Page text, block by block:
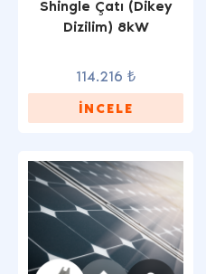
Shingle Çatı (Dikey
Dizilim) 8kW
114.216 ₺
İNCELE